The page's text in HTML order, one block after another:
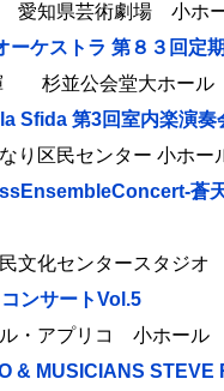
知県芸術劇場 小ホ
ーケストラ 第８３回定
杉並公会堂大ホール
Sfida 第3回室内楽演奏
り区民センター 小ホー
蒼
文化センタースタジオ
ンサートVol.5
・アプリコ 小ホール
& MUSICIANS STEVE